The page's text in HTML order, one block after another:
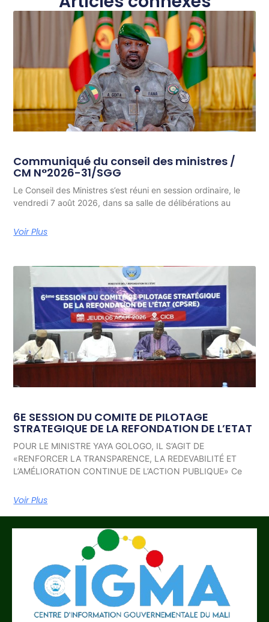
Communiqué du conseil des ministres /
CM N°2026-31/SGG
Le Conseil des Ministres s’est réuni en session ordinaire, le
vendredi 7 août 2026, dans sa salle de délibérations au
Voir Plus
6E SESSION DU COMITE DE PILOTAGE
STRATEGIQUE DE LA REFONDATION DE L’ETAT
POUR LE MINISTRE YAYA GOLOGO, IL S’AGIT DE
«RENFORCER LA TRANSPARENCE, LA REDEVABILITÉ ET
L’AMÉLIORATION CONTINUE DE L’ACTION PUBLIQUE» Ce
Voir Plus